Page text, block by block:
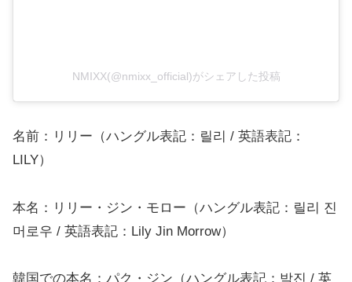
NMIXX(@nmixx_official)がシェアした投稿
名前：リリー（ハングル表記：릴리 / 英語表記：
LILY）
本名：リリー・ジン・モロー（ハングル表記：릴리 진
머로우 / 英語表記：Lily Jin Morrow）
韓国での本名：パク・ジン（ハングル表記：박진 / 英